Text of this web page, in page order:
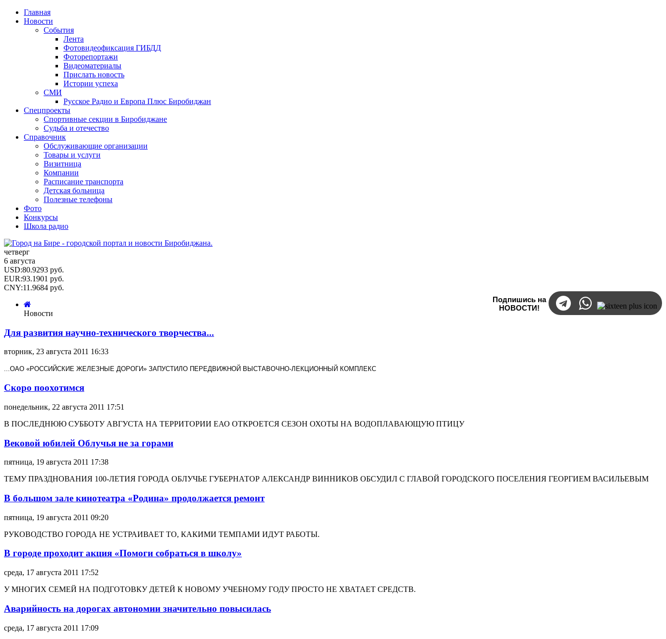
Главная
Новости
События
Лента
Фотовидеофиксация ГИБДД
Фоторепортажи
Видеоматериалы
Прислать новость
Истории успеха
СМИ
Русское Радио и Европа Плюс Биробиджан
Спецпроекты
Спортивные секции в Биробиджане
Судьба и отечество
Справочник
Обслуживающие организации
Товары и услуги
Визитница
Компании
Расписание транспорта
Детская больница
Полезные телефоны
Фото
Конкурсы
Школа радио
четверг
6 августа
USD:80.9293 руб.
EUR:93.1901 руб.
CNY:11.9684 руб.
Подпишись на
НОВОСТИ!
Новости
Для развития научно-технического творчества...
вторник, 23 августа 2011 16:33
...ОАО «РОССИЙСКИЕ ЖЕЛЕЗНЫЕ ДОРОГИ» ЗАПУСТИЛО ПЕРЕДВИЖНОЙ ВЫСТАВОЧНО-ЛЕКЦИОННЫЙ КОМПЛЕКС
Скоро поохотимся
понедельник, 22 августа 2011 17:51
В ПОСЛЕДНЮЮ СУББОТУ АВГУСТА НА ТЕРРИТОРИИ ЕАО ОТКРОЕТСЯ СЕЗОН ОХОТЫ НА ВОДОПЛАВАЮЩУЮ ПТИЦУ
Вековой юбилей Облучья не за горами
пятница, 19 августа 2011 17:38
ТЕМУ ПРАЗДНОВАНИЯ 100-ЛЕТИЯ ГОРОДА ОБЛУЧЬЕ ГУБЕРНАТОР АЛЕКСАНДР ВИННИКОВ ОБСУДИЛ С ГЛАВОЙ ГОРОДСКОГО ПОСЕЛЕНИЯ ГЕОРГИЕМ ВАСИЛЬЕВЫМ
В большом зале кинотеатра «Родина» продолжается ремонт
пятница, 19 августа 2011 09:20
РУКОВОДСТВО ГОРОДА НЕ УСТРАИВАЕТ ТО, КАКИМИ ТЕМПАМИ ИДУТ РАБОТЫ.
В городе проходит акция «Помоги собраться в школу»
среда, 17 августа 2011 17:52
У МНОГИХ СЕМЕЙ НА ПОДГОТОВКУ ДЕТЕЙ К НОВОМУ УЧЕБНОМУ ГОДУ ПРОСТО НЕ ХВАТАЕТ СРЕДСТВ.
Аварийность на дорогах автономии значительно повысилась
среда, 17 августа 2011 17:09